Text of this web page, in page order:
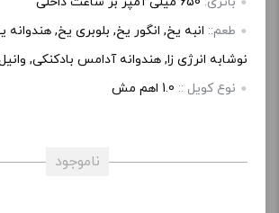
طعم:: انبه یخ, انگور یخ, بلوبری یخ, هندوانه
نوشابه انرژی زا, هندوانه آدامس بادکنکی,
نوع کویل :: 1.0 اهم مش
ناموجود